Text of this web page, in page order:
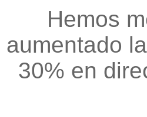
Hemos
aumentado
30% en